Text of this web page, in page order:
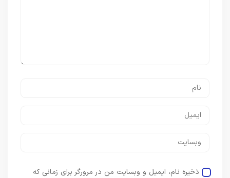
ذخیره نام، ایمیل و وبسایت من در مرورگر برای زمانی که